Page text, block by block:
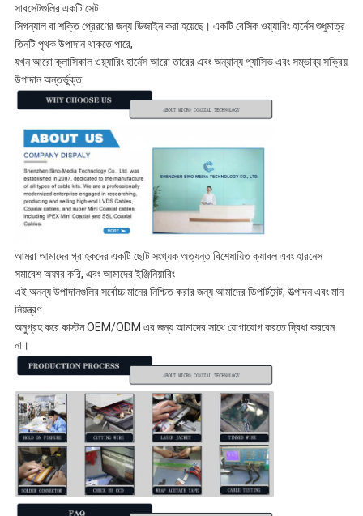
সাবসেটগুলির একটি সেট
সিগন্যাল বা শক্তি প্রেরণের জন্য ডিজাইন করা হয়েছে। একটি বেসিক ওয়্যারিং হার্নেস শুধুমাত্র
তিনটি পৃথক উপাদান থাকতে পারে,
যখন আরো ক্লাসিকাল ওয়্যারিং হার্নেস আরো তারের এবং অন্যান্য প্যাসিভ এবং সম্ভাব্য সক্রিয়
উপাদান অন্তর্ভুক্ত
আমরা আমাদের গ্রাহকদের একটি ছোট সংখ্যক অত্যন্ত বিশেষায়িত ক্যাবল এবং হারনেস
সমাবেশ অফার করি, এবং আমাদের ইঞ্জিনিয়ারিং
এই অনন্য উপাদানগুলির সর্বোচ্চ মানের নিশ্চিত করার জন্য আমাদের ডিপার্টমেন্ট, উত্পাদন এবং মান
নিয়ন্ত্রণ
অনুগ্রহ করে কাস্টম OEM/ODM এর জন্য আমাদের সাথে যোগাযোগ করতে দ্বিধা করবেন
না।